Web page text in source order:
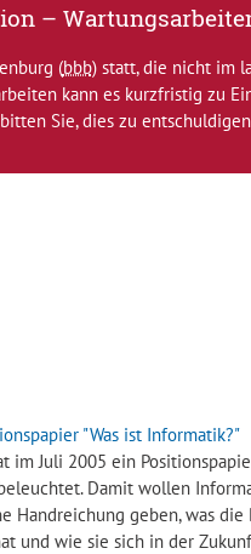
–
(bbb) statt, die nicht im
kann es kurzfristig zu
Sie, dies zu
"Was ist Informatik?"
Juli 2005 ein
Damit wollen
Handreichung geben, was
und wie sie sich in der